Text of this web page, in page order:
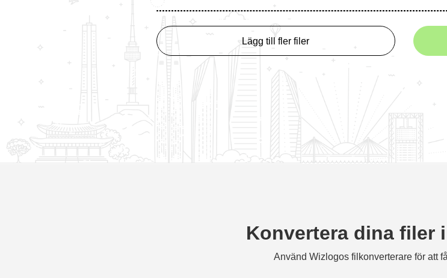
Lägg till fler filer
Konvertera dina filer
Använd Wizlogos filkonverterare för att